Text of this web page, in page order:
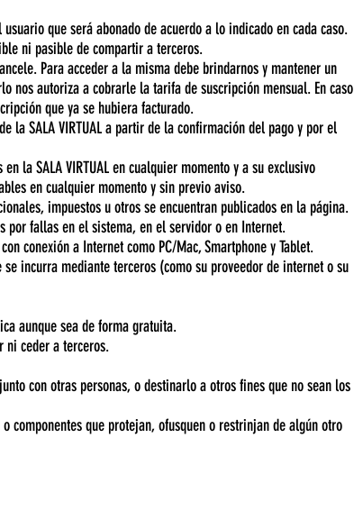
que será abonado de acuerdo a lo indicado en cada caso.
ni pasible de compartir a terceros.
Para acceder a la misma debe brindarnos y mantener un
nos autoriza a cobrarle la tarifa de suscripción mensual. En caso
que ya se hubiera facturado.
la SALA VIRTUAL a partir de la confirmación del pago y por el
la SALA VIRTUAL en cualquier momento y a su exclusivo
en cualquier momento y sin previo aviso.
impuestos u otros se encuentran publicados en la página.
por fallas en el sistema, en el servidor o en Internet.
conexión a Internet como PC/Mac, Smartphone y Tablet.
incurra mediante terceros (como su proveedor de internet o su
aunque sea de forma gratuita.
ni ceder a terceros.
con otras personas, o destinarlo a otros fines que no sean los
componentes que protejan, ofusquen o restrinjan de algún otro